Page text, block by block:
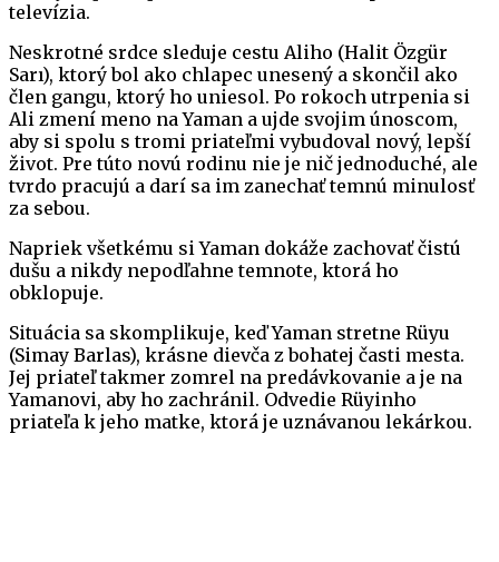
televízia.
Neskrotné srdce sleduje cestu Aliho (Halit Özgür
Sarı), ktorý bol ako chlapec unesený a skončil ako
člen gangu, ktorý ho uniesol. Po rokoch utrpenia si
Ali zmení meno na Yaman a ujde svojim únoscom,
aby si spolu s tromi priateľmi vybudoval nový, lepší
život. Pre túto novú rodinu nie je nič jednoduché, ale
tvrdo pracujú a darí sa im zanechať temnú minulosť
za sebou.
Napriek všetkému si Yaman dokáže zachovať čistú
dušu a nikdy nepodľahne temnote, ktorá ho
obklopuje.
Situácia sa skomplikuje, keď Yaman stretne Rüyu
(Simay Barlas), krásne dievča z bohatej časti mesta.
Jej priateľ takmer zomrel na predávkovanie a je na
Yamanovi, aby ho zachránil. Odvedie Rüyinho
priateľa k jeho matke, ktorá je uznávanou lekárkou.